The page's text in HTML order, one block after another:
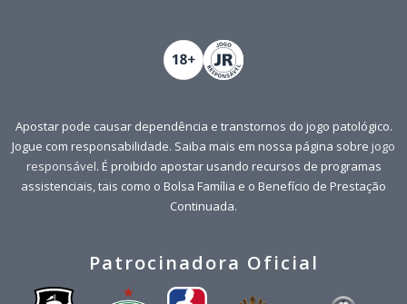
Apostar pode causar dependência e transtornos do jogo patológico.
Jogue com responsabilidade. Saiba mais em nossa página sobre jogo
responsável. É proibido apostar usando recursos de programas
assistenciais, tais como o Bolsa Família e o Benefício de Prestação
Continuada.
Patrocinadora Oficial